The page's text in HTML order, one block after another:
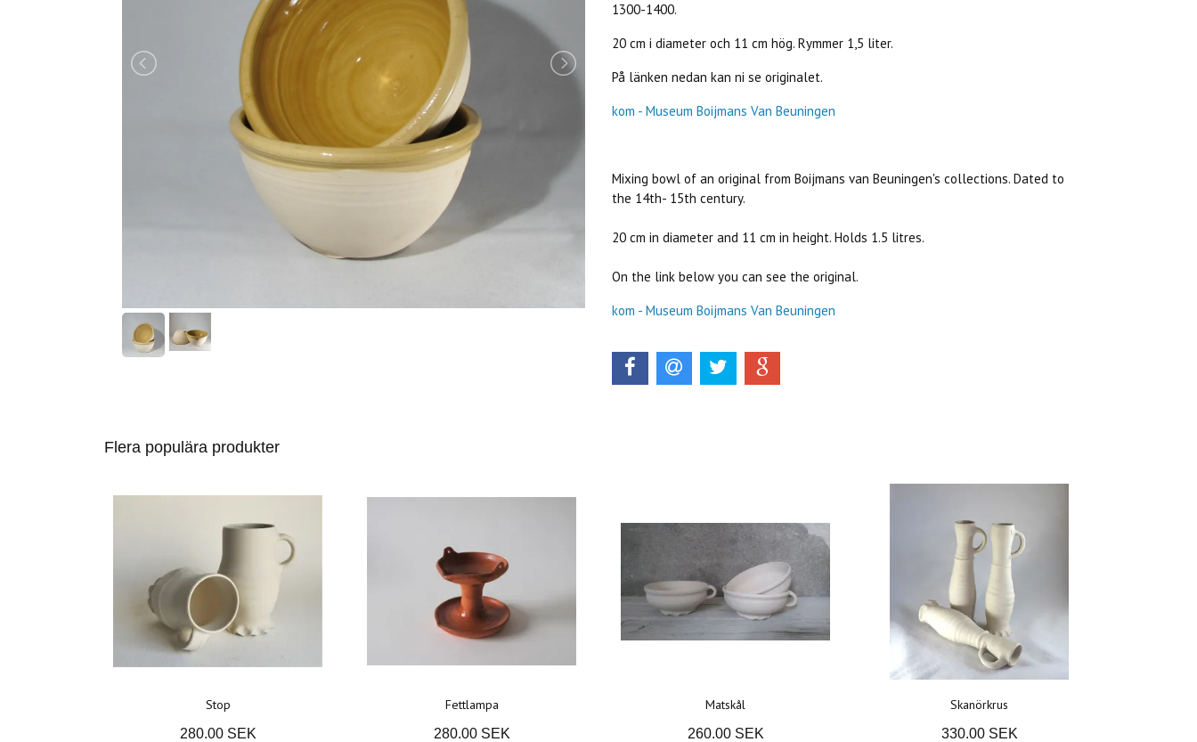
1300-1400.
20 cm i diameter och 11 cm hög. Rymmer 1,5 liter.
På länken nedan kan ni se originalet.
kom - Museum Boijmans Van Beuningen
Mixing bowl of an original from Boijmans van Beuningen's collections. Dated to
the 14th- 15th century.
20 cm in diameter and 11 cm in height. Holds 1.5 litres.
On the link below you can see the original.
kom - Museum Boijmans Van Beuningen
Flera populära produkter
Stop
280.00 SEK
Fettlampa
280.00 SEK
Matskål
260.00 SEK
Skanörkrus
330.00 SEK